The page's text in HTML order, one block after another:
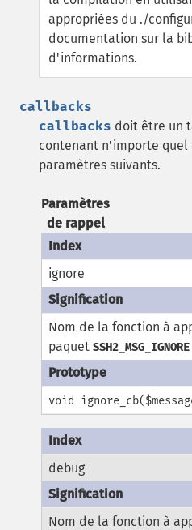
appropriées du ./
documentation sur la
d'informations.
callbacks
callbacks doit être un
contenant n'importe quel
paramètres suivants.
Paramètres
de rappel
ignore
Nom de la fonction à
paquetSSH2_MSG_IGNORE
void
debug
Nom de la fonction à